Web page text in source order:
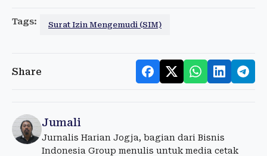
Tags: Surat Izin Mengemudi (SIM)
Share
Jumali
Jurnalis Harian Jogja, bagian dari Bisnis
Indonesia Group menulis untuk media cetak